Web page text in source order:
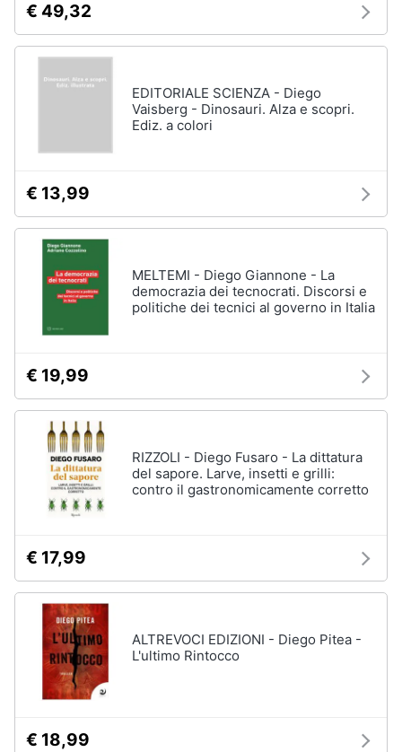
€ 49,32
EDITORIALE SCIENZA - Diego
Vaisberg - Dinosauri. Alza e scopri.
Ediz. a colori
€ 13,99
MELTEMI - Diego Giannone - La
democrazia dei tecnocrati. Discorsi e
politiche dei tecnici al governo in Italia
€ 19,99
RIZZOLI - Diego Fusaro - La dittatura
del sapore. Larve, insetti e grilli:
contro il gastronomicamente corretto
€ 17,99
ALTREVOCI EDIZIONI - Diego Pitea -
L'ultimo Rintocco
€ 18,99